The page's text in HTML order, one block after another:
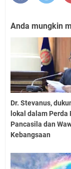
Anda mungkin
Dr. Stevanus,
lokal dalam Perda
Pancasila dan
Kebangsaan